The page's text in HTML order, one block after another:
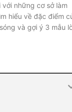
những cơ sở làm
hiểu về đặc điểm
và gợi ý 3 mẫu